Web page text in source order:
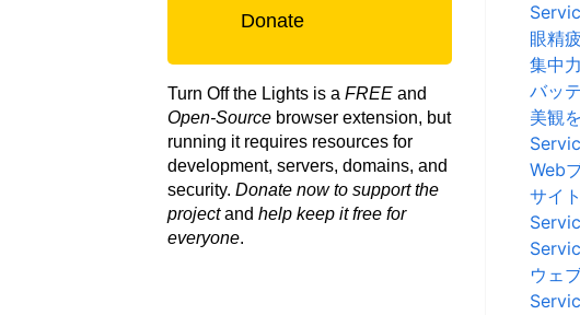
眼精
集中
バッ
美観
Web
サイ
ウェ
Donate
Turn Off the Lights is a FREE and
Open-Source browser extension, but
running it requires resources for
development, servers, domains, and
security. Donate now to support the
projectand help keep it free for
everyone.